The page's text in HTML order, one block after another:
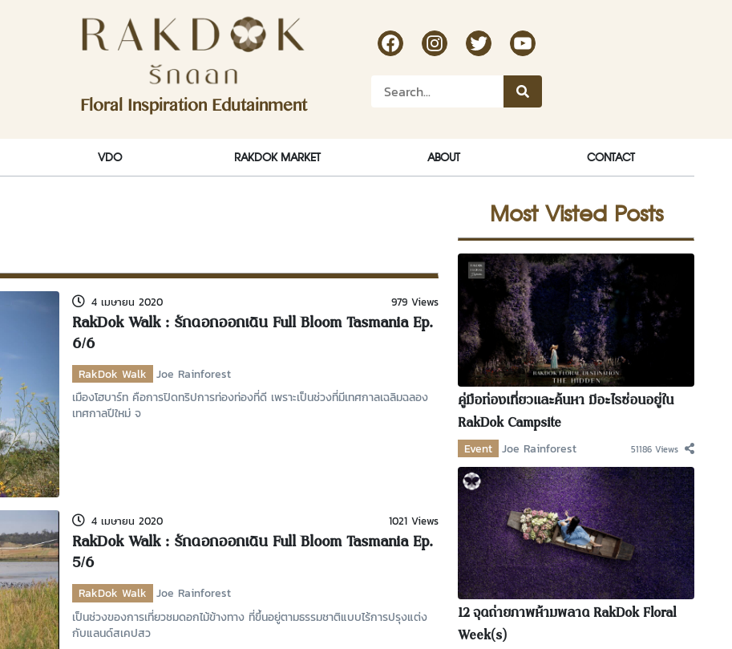
Floral Inspiration Edutainment
RakDok Channel Facebook
RakDok Channel Instagram
RakDok TwitterRakdok Channel Youtube
VDO RAKDOK MARKET ABOUT CONTACT
4 เมษายน 2020 979 Views
RakDok Walk : รักดอกออกเดิน Full Bloom Tasmania Ep.
6/6
RakDok Walk
Joe Rainforest
เมืองโฮบาร์ท คือการปิดทริปการท่องท่องที่ดี เพราะเป็นช่วงที่มีเทศกาลเฉลิมฉลอง
เทศกาลปีใหม่ จ
4 เมษายน 2020 1021 Views
RakDok Walk : รักดอกออกเดิน Full Bloom Tasmania Ep.
5/6
RakDok Walk
Joe Rainforest
เป็นช่วงของการเที่ยวชมดอกไม้ข้างทาง ที่ขึ้นอยู่ตามธรรมชาติแบบไร้การปรุงแต่ง
กับแลนด์สเคปสว
Most Visted Posts
คู่มือท่องเที่ยวและค้นหา มีอะไรซ่อนอยู่ใน
RakDok Campsite
Event Joe Rainforest 51186 Views
12 จุดถ่ายภาพห้ามพลาด RakDok Floral
Week(s)